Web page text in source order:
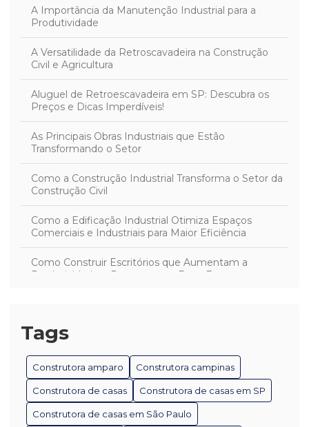
A Importância da Manutenção Industrial para a
Produtividade
A Versatilidade da Retroscavadeira na Construção
Civil e Agricultura
Aluguel de Retroescavadeira em SP: Descubra os
Preços e Dicas Imperdíveis!
As Principais Obras Industriais que Estão
Transformando o Setor
Como a Construção Industrial Transforma o Setor da
Construção Civil
Como a Edificação Industrial Otimiza Espaços
Comerciais e Industriais para Maior Eficiência
Como Construir Escritórios que Aumentam a
Produtividade e Promovem o Bem-Estar
Como Escolher a Melhor Construtora de Casas para
Seu Projeto
Como Escolher a Melhor Construtora em Mogi Mirim
para Seu Projeto
Tags
Construtora amparo Construtora campinas
Construtora de casas Construtora de casas em SP
Construtora de casas em São Paulo